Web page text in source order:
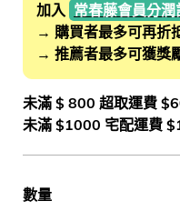
加入 常春藤會員分潤
→ 購買者最多可再折
→ 推薦者最多可獲獎
未滿 $ 800 超取運費
未滿 $1000 宅配運費
數量